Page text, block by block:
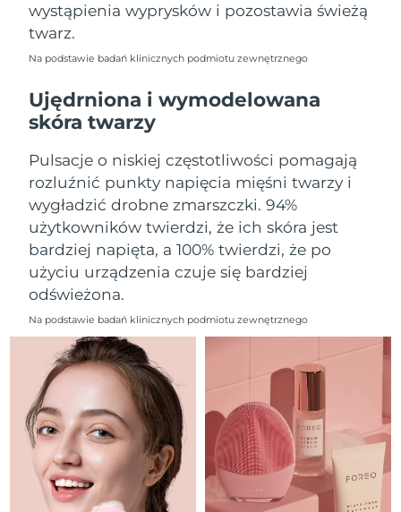
wystąpienia wyprysków i pozostawia świeżą
twarz.
Na podstawie badań klinicznych podmiotu zewnętrznego
Ujędrniona i wymodelowana
skóra twarzy
Pulsacje o niskiej częstotliwości pomagają
rozluźnić punkty napięcia mięśni twarzy i
wygładzić drobne zmarszczki. 94%
użytkowników twierdzi, że ich skóra jest
bardziej napięta, a 100% twierdzi, że po
użyciu urządzenia czuje się bardziej
odświeżona.
Na podstawie badań klinicznych podmiotu zewnętrznego
Kuwejt
Oczekiwany czas dostawy
Oczekiwany czas dostawy
Liban
Litwa
Oczekiwany czas dostawy
8/10/26
Luksemburg
Oczekiwany czas dostawy
SRA Makau (Chiny)
Oczekiwany czas dostawy
Malezja
Oczekiwany czas dostawy
8/13/26
Malta
Oczekiwany czas dostawy
Meksyk
Oczekiwany czas dostawy
8/14/26
Monako
Oczekiwany czas dostawy